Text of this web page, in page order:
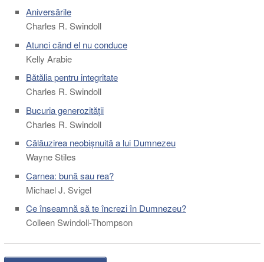
Aniversările
Charles R. Swindoll
Atunci când el nu conduce
Kelly Arabie
Bătălia pentru integritate
Charles R. Swindoll
Bucuria generozității
Charles R. Swindoll
Călăuzirea neobișnuită a lui Dumnezeu
Wayne Stiles
Carnea: bună sau rea?
Michael J. Svigel
Ce înseamnă să te încrezi în Dumnezeu?
Colleen Swindoll-Thompson